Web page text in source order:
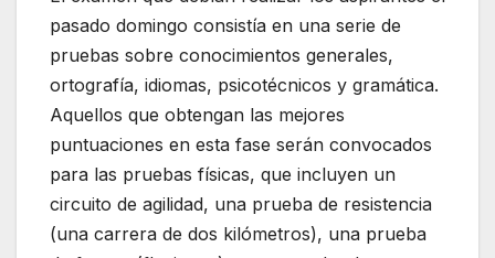
pasado domingo consistía en una serie de
pruebas sobre conocimientos generales,
ortografía, idiomas, psicotécnicos y gramática.
Aquellos que obtengan las mejores
puntuaciones en esta fase serán convocados
para las pruebas físicas, que incluyen un
circuito de agilidad, una prueba de resistencia
(una carrera de dos kilómetros), una prueba